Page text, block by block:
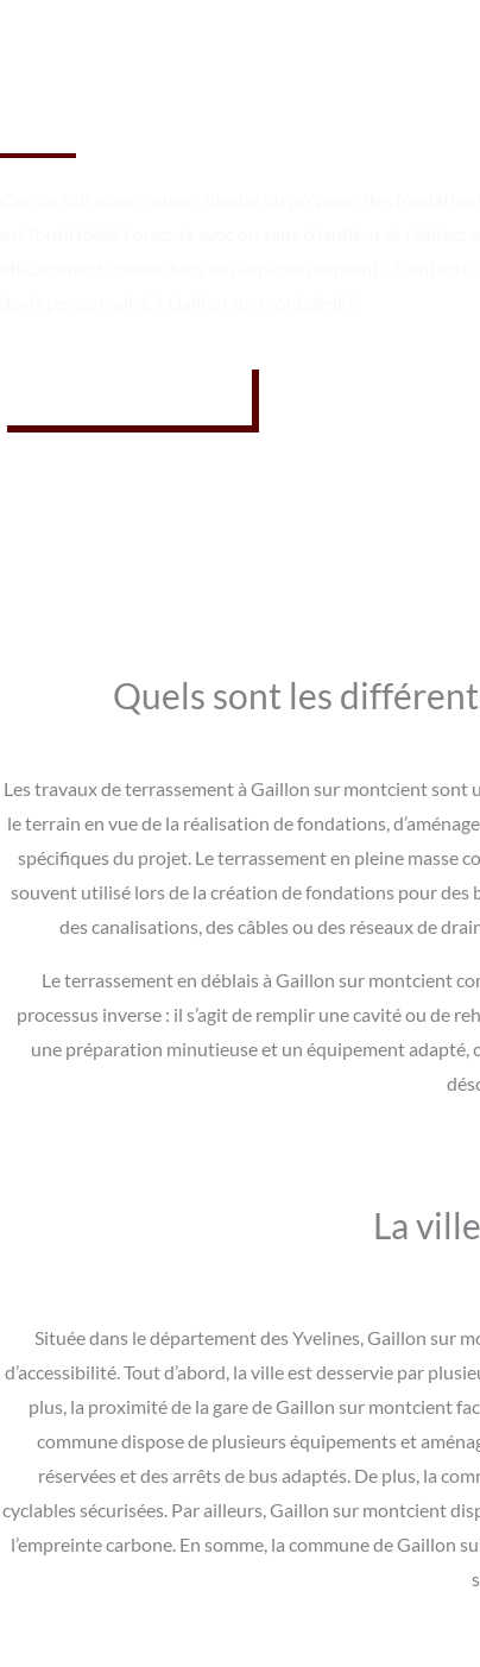
Besoin d'une mini pelle à
Que ce soit pour creuser, niveler ou préparer des
efficacement, même dans des espaces restreints.
Quels sont les
Les travaux de terrassement à Gaillon sur montcient sont
le terrain en vue de la réalisation de fondations,
spécifiques du projet. Le terrassement en pleine masse
souvent utilisé lors de la création de fondations pour des
des canalisations, des câbles ou des réseaux de
Le terrassement en déblais à Gaillon sur montcient
processus inverse : il s’agit de remplir une cavité ou de
une préparation minutieuse et un équipement
La
Située dans le département des Yvelines, Gaillon sur
d’accessibilité. Tout d’abord, la ville est desservie par
plus, la proximité de la gare de Gaillon sur montcient
commune dispose de plusieurs équipements et
réservées et des arrêts de bus adaptés. De plus, la
cyclables sécurisées. Par ailleurs, Gaillon sur montcient
l’empreinte carbone. En somme, la commune de Gaillon